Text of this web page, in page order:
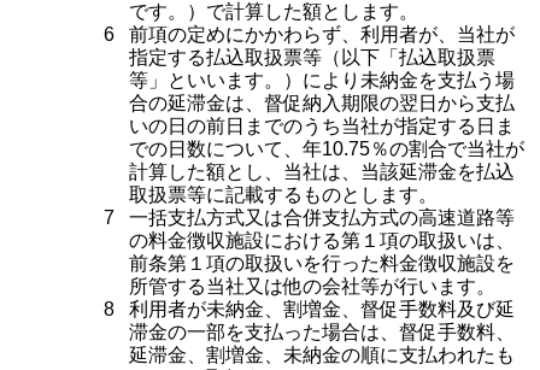
です。）で計算した額とします。
6 前項の定めにかかわらず、利用者が、当社が
指定する払込取扱票等（以下「払込取扱票
等」といいます。）により未納金を支払う場
合の延滞金は、督促納入期限の翌日から支払
いの日の前日までのうち当社が指定する日ま
での日数について、年10.75％の割合で当社が
計算した額とし、当社は、当該延滞金を払込
取扱票等に記載するものとします。
7 一括支払方式又は合併支払方式の高速道路等
の料金徴収施設における第１項の取扱いは、
前条第１項の取扱いを行った料金徴収施設を
所管する当社又は他の会社等が行います。
8 利用者が未納金、割増金、督促手数料及び延
滞金の一部を支払った場合は、督促手数料、
延滞金、割増金、未納金の順に支払われたも